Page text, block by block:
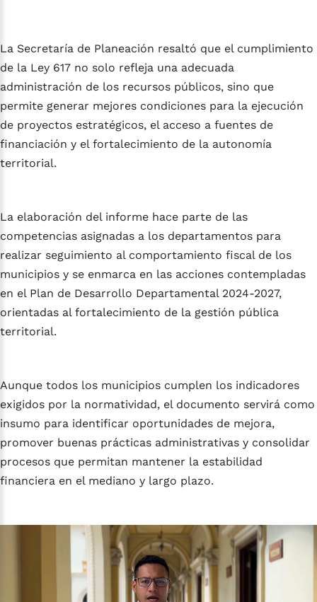
La Secretaría de Planeación resaltó que el cumplimiento
de la Ley 617 no solo refleja una adecuada
administración de los recursos públicos, sino que
permite generar mejores condiciones para la ejecución
de proyectos estratégicos, el acceso a fuentes de
financiación y el fortalecimiento de la autonomía
territorial.
La elaboración del informe hace parte de las
competencias asignadas a los departamentos para
realizar seguimiento al comportamiento fiscal de los
municipios y se enmarca en las acciones contempladas
en el Plan de Desarrollo Departamental 2024-2027,
orientadas al fortalecimiento de la gestión pública
territorial.
Aunque todos los municipios cumplen los indicadores
exigidos por la normatividad, el documento servirá como
insumo para identificar oportunidades de mejora,
promover buenas prácticas administrativas y consolidar
procesos que permitan mantener la estabilidad
financiera en el mediano y largo plazo.